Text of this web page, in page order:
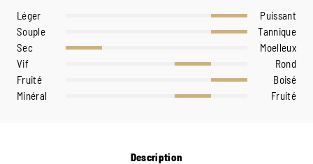
Léger
Puissant
Souple
Tannique
Sec
Moelleux
Vif
Rond
Fruité
Boisé
Minéral
Fruité
Description